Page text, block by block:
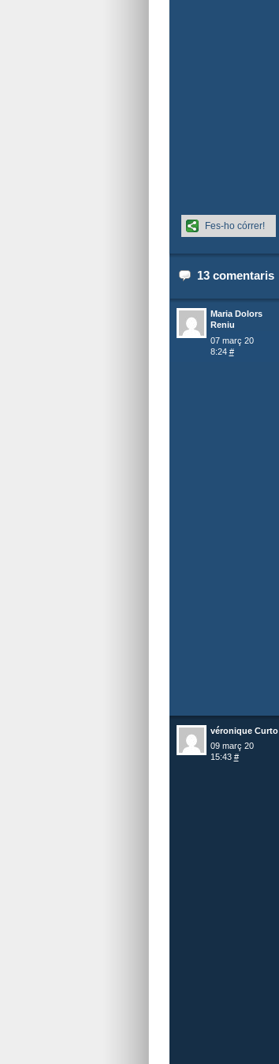
Fes-ho córrer!
13 comentaris
Maria Dolors
Reniu
07 març 20
8:24 #
véronique Curto
09 març 20
15:43 #